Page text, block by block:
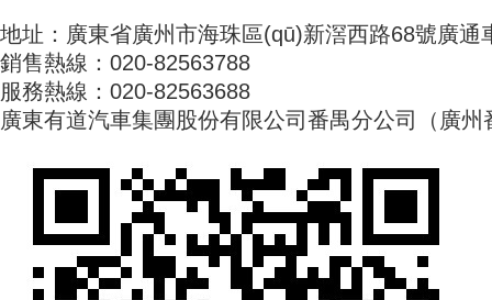
地址：廣東省廣州市海珠區(qū)新滘西路68號廣通
銷售熱線：020-82563788
服務熱線：020-82563688
廣東有道汽車集團股份有限公司番禺分公司（廣州